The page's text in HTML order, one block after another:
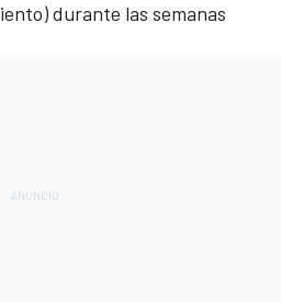
durante las semanas